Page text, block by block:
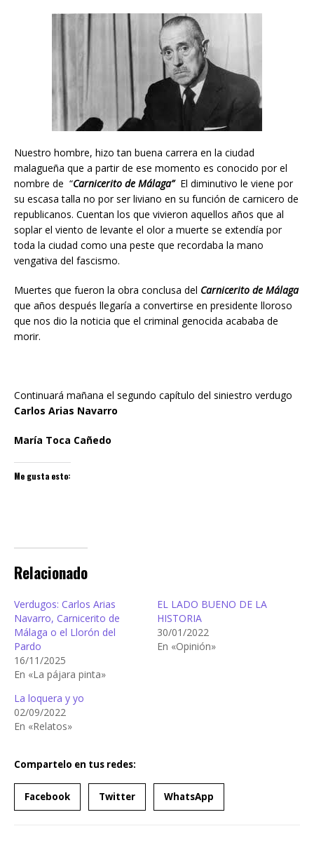
Nuestro hombre, hizo tan buena carrera en la ciudad
malagueña que a partir de ese momento es conocido por el
nombre de “Carnicerito de Málaga”El diminutivo le viene por
su escasa talla no por ser liviano en su función de carnicero de
republicanos. Cuentan los que vivieron aquellos años que al
soplar el viento de levante el olor a muerte se extendía por
toda la ciudad como una peste que recordaba la mano
vengativa del fascismo.
Muertes que fueron la obra conclusa del Carnicerito de Málaga
que años después llegaría a convertirse en presidente lloroso
que nos dio la noticia que el criminal genocida acababa de
morir.
Continuará mañana el segundo capítulo del siniestro verdugo
Carlos Arias Navarro
María Toca Cañedo
Me gusta esto:
Relacionado
Verdugos: Carlos Arias
Navarro, Carnicerito de
Málaga o el Llorón del
Pardo
16/11/2025
En «La pájara pinta»
EL LADO BUENO DE LA
HISTORIA
30/01/2022
En «Opinión»
La loquera y yo
02/09/2022
En «Relatos»
Compartelo en tus redes:
Facebook Twitter WhatsApp